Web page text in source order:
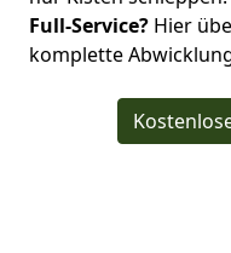
Full-Service? Hier
komplette